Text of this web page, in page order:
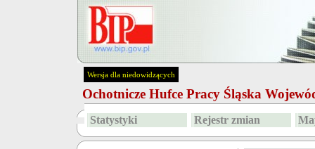
Wersja dla niedowidzących
Ochotnicze Hufce Pracy Śląska
Statystyki Rejestr zmian